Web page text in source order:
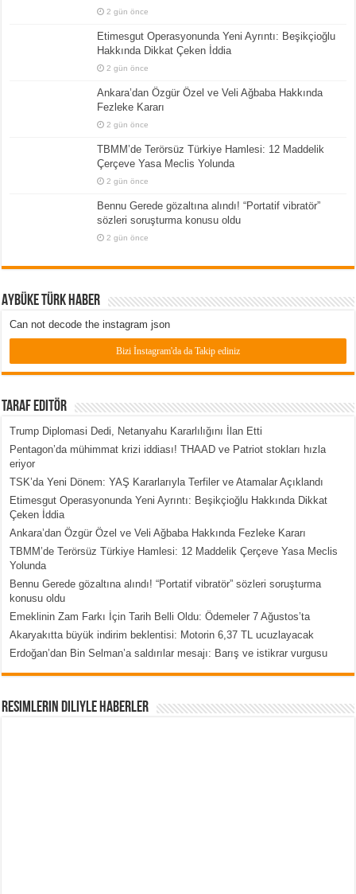
2 gün önce
Etimesgut Operasyonunda Yeni Ayrıntı: Beşikçioğlu
Hakkında Dikkat Çeken İddia
2 gün önce
Ankara’dan Özgür Özel ve Veli Ağbaba Hakkında
Fezleke Kararı
2 gün önce
TBMM’de Terörsüz Türkiye Hamlesi: 12 Maddelik
Çerçeve Yasa Meclis Yolunda
2 gün önce
Bennu Gerede gözaltına alındı! “Portatif vibratör”
sözleri soruşturma konusu oldu
2 gün önce
Aybüke Türk Haber
Can not decode the instagram json
Bizi İnstagram'da da Takip ediniz
Taraf Editör
Trump Diplomasi Dedi, Netanyahu Kararlılığını İlan Etti
Pentagon’da mühimmat krizi iddiası! THAAD ve Patriot stokları hızla
eriyor
TSK’da Yeni Dönem: YAŞ Kararlarıyla Terfiler ve Atamalar Açıklandı
Etimesgut Operasyonunda Yeni Ayrıntı: Beşikçioğlu Hakkında Dikkat
Çeken İddia
Ankara’dan Özgür Özel ve Veli Ağbaba Hakkında Fezleke Kararı
TBMM’de Terörsüz Türkiye Hamlesi: 12 Maddelik Çerçeve Yasa Meclis
Yolunda
Bennu Gerede gözaltına alındı! “Portatif vibratör” sözleri soruşturma
konusu oldu
Emeklinin Zam Farkı İçin Tarih Belli Oldu: Ödemeler 7 Ağustos’ta
Akaryakıtta büyük indirim beklentisi: Motorin 6,37 TL ucuzlayacak
Erdoğan’dan Bin Selman’a saldırılar mesajı: Barış ve istikrar vurgusu
Resimlerin Diliyle Haberler